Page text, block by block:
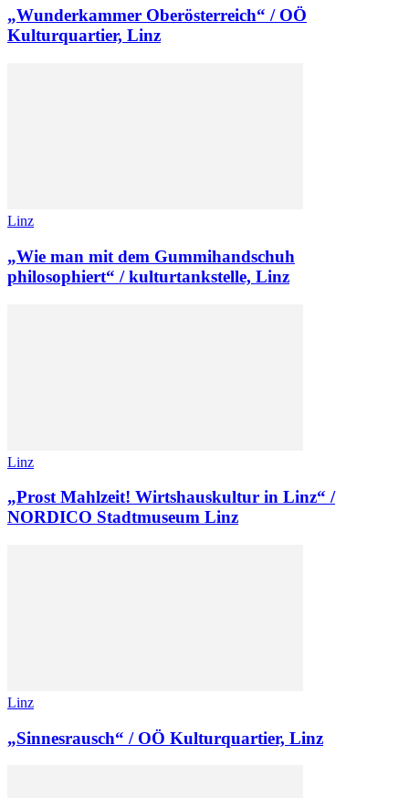
„Wunderkammer Oberösterreich“ / OÖ
Kulturquartier, Linz
Linz
„Wie man mit dem Gummihandschuh
philosophiert“ / kulturtankstelle, Linz
Linz
„Prost Mahlzeit! Wirtshauskultur in Linz“ /
NORDICO Stadtmuseum Linz
Linz
„Sinnesrausch“ / OÖ Kulturquartier, Linz